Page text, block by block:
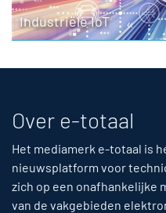
Industriële IoT
Over e-totaal
Het mediamerk e-totaal is
nieuwsplatform voor
zich op een onafhankelijke
van de vakgebieden